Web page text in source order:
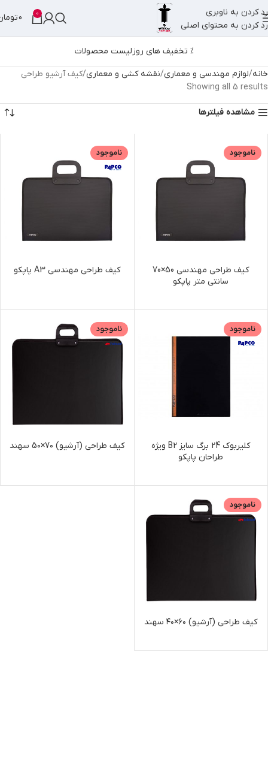
رد کردن به ناوبری
رد کردن به محتوای اصلی
0
0
% تخفیف های روزلیست محصولات
خانه لوازم مهندسی و معماری نقشه کشی و معماری کیف آرشیو طراحی
Showing all 5 results
مشاهده فیلترها
ناموجود
کیف طراحی مهندسی 50×70
سانتی متر پاپکو
ناموجود
کیف طراحی مهندسی A3 پاپکو
ناموجود
کلیربوك 24 برگ سایز B2 ویژه
طراحان پاپکو
ناموجود
کیف طراحی (آرشیو) 7۰×5۰ سهند
ناموجود
کیف طراحی (آرشیو) ۶۰×۴۰ سهند